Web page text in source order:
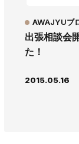
出張相談会
た！
AWAJYUブ
2015.05.16